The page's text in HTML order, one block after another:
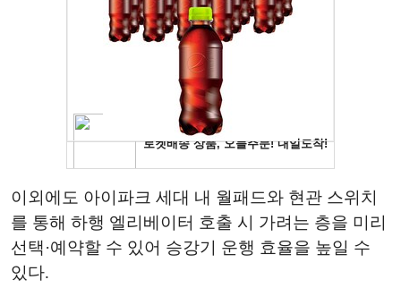
이외에도 아이파크 세대 내 월패드와 현관 스위치
를 통해 하행 엘리베이터 호출 시 가려는 층을 미리
선택·예약할 수 있어 승강기 운행 효율을 높일 수
있다.